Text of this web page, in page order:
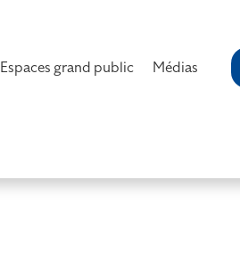
Espaces grand public Médias